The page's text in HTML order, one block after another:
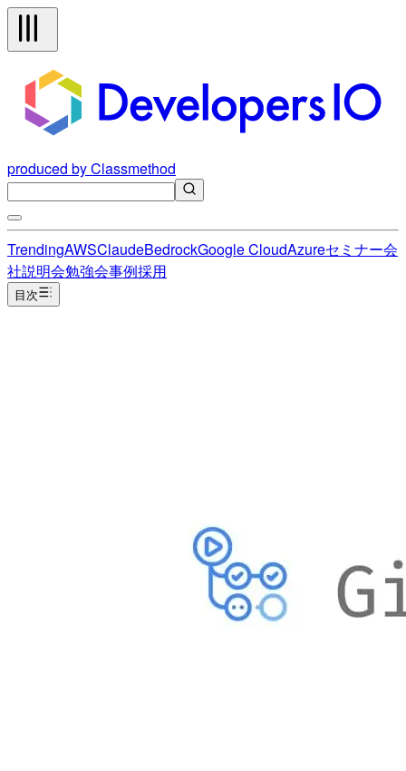
produced by Classmethod
TrendingAWSClaudeBedrockGoogle CloudAzureセミナー会
社説明会勉強会事例採用
目次